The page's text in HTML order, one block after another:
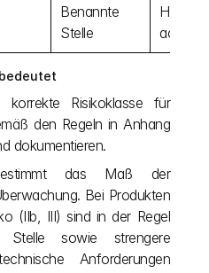
Benannte
Stelle
acher
Risikoklasse für
den Regeln in Anhang
dokumentieren.
das Maß der
Bei Produkten
(IIb, III) sind in der Regel
Stelle sowie strengere
Anforderungen